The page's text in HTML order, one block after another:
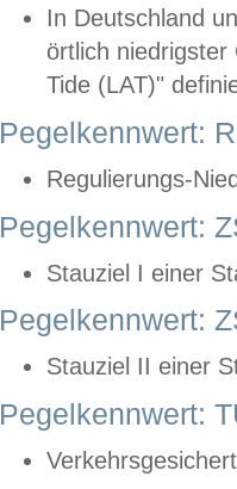
In Deutschland
örtlich
Tide (LAT)"
Pegelkennwert:
Regulierungs-
Pegelkennwert:
Stauziel I einer
Pegelkennwert:
Stauziel II einer
Pegelkennwert: